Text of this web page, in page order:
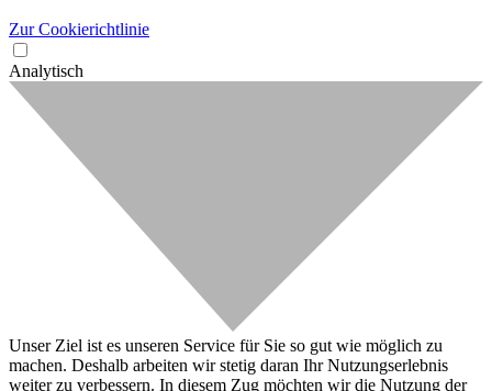
Zur Cookierichtlinie
Analytisch
Unser Ziel ist es unseren Service für Sie so gut wie möglich zu
machen. Deshalb arbeiten wir stetig daran Ihr Nutzungserlebnis
weiter zu verbessern. In diesem Zug möchten wir die Nutzung der